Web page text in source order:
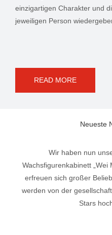
einzigartigen Charakter und
jeweiligen Person
READ MORE
Neueste
Wir haben nun
Wachsfigurenkabinett „Wei
erfreuen sich großer
werden von der
Stars